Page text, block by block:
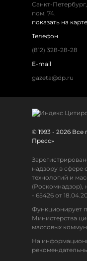
Санкт-
пом. 74.
показать на карте
Телефон
(812) 328-28-28
E-mail
gazeta@dp.ru
© 1993 - 2026
Пресс»
надзору в сфере
технологий и
(Роскомнадзор),
- 65426 от
Функционирует
Министерства
массовых
На